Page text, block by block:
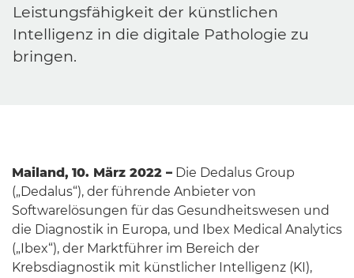
Leistungsfähigkeit der künstlichen
Intelligenz in die digitale Pathologie zu
bringen.
Mailand, 10. März 2022 – Die Dedalus Group
(„Dedalus“), der führende Anbieter von
Softwarelösungen für das Gesundheitswesen und
die Diagnostik in Europa, und Ibex Medical Analytics
(„Ibex“), der Marktführer im Bereich der
Krebsdiagnostik mit künstlicher Intelligenz (KI),